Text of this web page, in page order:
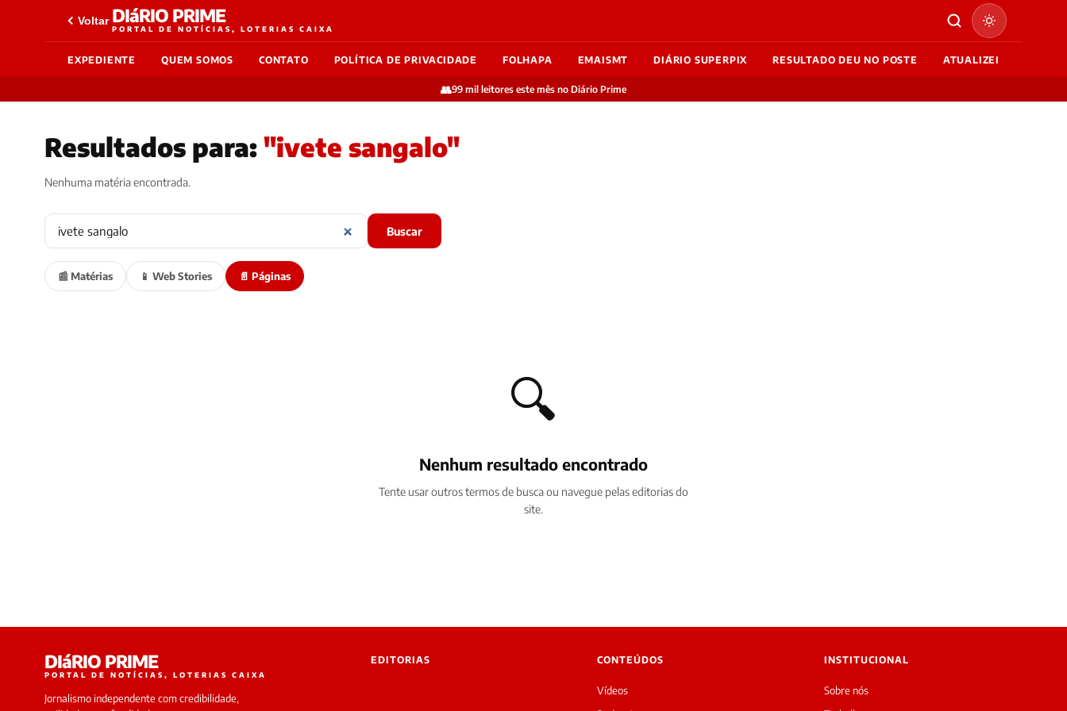
Voltar DIáRIO PRIME
PORTAL DE NOTÍCIAS, LOTERIAS CAIXA
EXPEDIENTE QUEM SOMOS CONTATO POLÍTICA DE PRIVACIDADE FOLHAPA EMAISMT DIÁRIO SUPERPIX RESULTADO DEU NO POSTE ATUALIZEI
👥99 mil leitores este mês no Diário Prime
Resultados para: "ivete sangalo"
Nenhuma matéria encontrada.
Buscar
📰 Matérias 📱 Web Stories 📄 Páginas
🔍
Nenhum resultado encontrado
Tente usar outros termos de busca ou navegue pelas editorias do
site.
DIáRIO PRIME
PORTAL DE NOTÍCIAS, LOTERIAS CAIXA
Jornalismo independente com credibilidade,
EDITORIAS CONTEÚDOS
Vídeos
INSTITUCIONAL
Sobre nós